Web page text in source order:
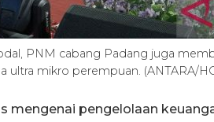
PNM cabang Padang juga
ultra mikro perempuan. (ANTARA/
mengenai pengelolaan